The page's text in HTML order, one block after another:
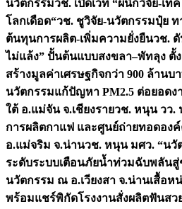
นวัตกรรมวช. เปิดเวที “ผนึกวิจัย-เ
โลกเดือด“วช. ชูวิจัย-นวัตกรรมปุ๋ย ท
ต้นทุนการผลิต-เพิ่มความยั่งยืนวช.
ไม่แล้ง” ปั้นต้นแบบสงขลา–พัทลุง ตั้ง
สร้างมูลค่าเศรษฐกิจกว่า 900 ล้านบ
นวัตกรรมแก้ปัญหา PM2.5 ต่อยอด
ใต้ อ.แม่จัน จ.เชียงรายวช. หนุน วว.
การผลิตกาแฟ และศูนย์ถ่ายทอดอง
อ.แม่จริม จ.น่านวช. หนุน มศว. “นวั
ระดับระบบเตือนภัยน้ำท่วมฉับพลัน
นวัตกรรม ณ อ.เวียงสา จ.น่านเสื้อห
พร้อมแชร์พิกัดโรงงานสั่งผลิตฟันสว